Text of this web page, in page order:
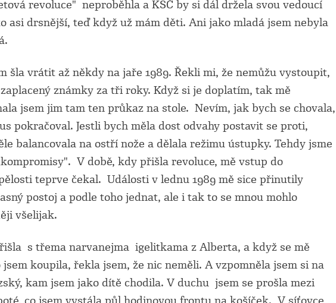
revoluce" neproběhla a KSČ by si dál držela svou vedoucí
asi drsnější, teď když už mám děti. Ani jako mladá jsem nebyla
šla vrátit až někdy na jaře 1989. Řekli mi, že nemůžu vystoupit,
známky za tři roky. Když si je doplatím, tak mě
jsem jim tam ten průkaz na stole. Nevím, jak bych se chovala,
pokračoval. Jestli bych měla dost odvahy postavit se proti,
balancovala na ostří nože a dělala režimu ústupky. Tehdy jsme
V době, kdy přišla revoluce, mě vstup do
teprve čekal. Události v lednu 1989 mě sice přinutily
postoj a podle toho jednat, ale i tak to se mnou mohlo
všelijak.
s třema narvanejma igelitkama z Alberta, a když se mě
koupila, řekla jsem, že nic neměli. A vzpomněla jsem si na
kam jsem jako dítě chodila. V duchu jsem se prošla mezi